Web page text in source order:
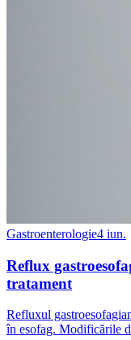
Gastroenterologie4 iun.
Reflux
tratament
Refluxul
în esofag. Modificările